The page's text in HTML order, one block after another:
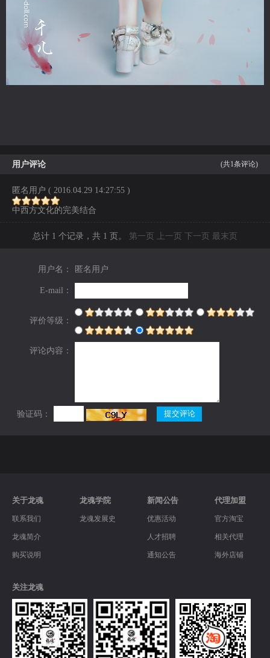
用户评论 (共1条评论)
匿名用户 ( 2016.04.29 14:27:55 )
中西方文化的完美结合
总计 1 个记录，共 1 页。 第一页 上一页 下一页 最末页
用户名： 匿名用户
E-mail：
评价等级：
评论内容：
验证码：
关于龙魂
联系我们
龙魂简介
购买说明
龙魂学院
龙魂发展史
新闻公告
优惠活动
人才招聘
通知公告
代理加盟
官方淘宝
相关代理
海外店铺
关注龙魂